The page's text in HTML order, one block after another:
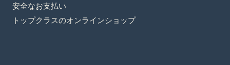
安全なお支払い
トップクラスのオンラインショップ